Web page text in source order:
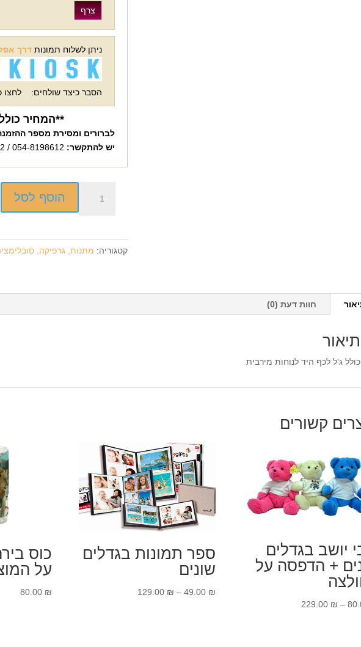
ניתן לשלוח תמונות דרך
הסבר כיצד שולחים: לחצו
**המחיר
לברורים ומסירת מספר
יש להתקשר:
הוסף לסל
קטגוריה: מתנות, גרפיקה,
חוות דעת (0)
תיאור
כולל ג'ל לכף היד לנוחות מירבית
קשורים
יושב בגדלים
+ הדפסה על
–
229.00 ₪
טווח
ספר תמונות בגדלים
שונים
49.00 ₪
–
129.00 ₪
טווח
כוס
על
80.00 ₪